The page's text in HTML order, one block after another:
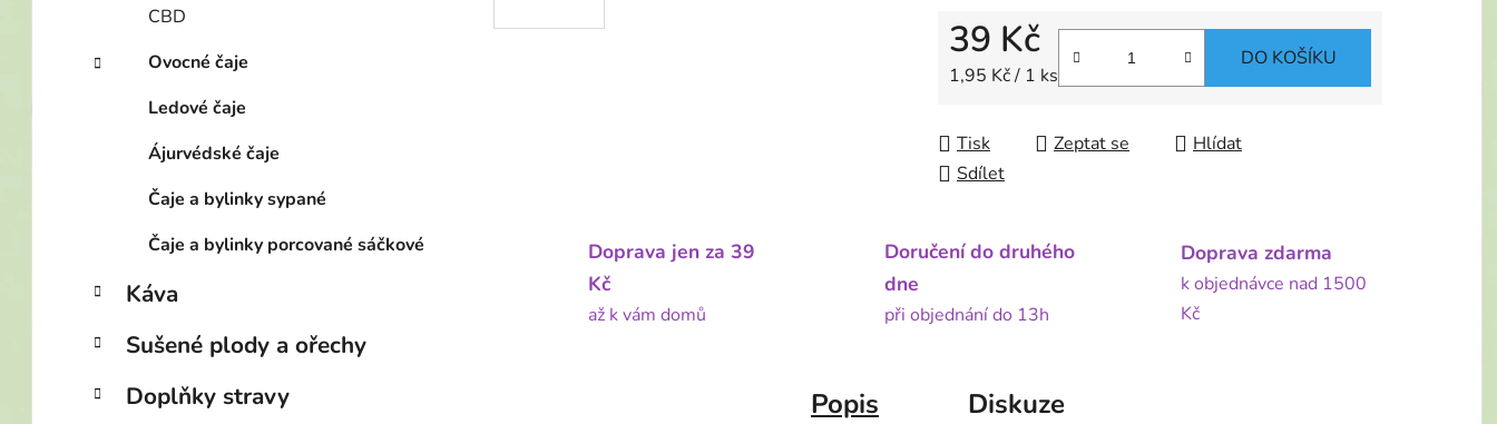
CBD
Ovocné čaje
Ledové čaje
Ájurvédské čaje
Čaje a bylinky sypané
Čaje a bylinky porcované sáčkové
Káva
Sušené plody a ořechy
Doplňky stravy
39 Kč
Měrná cena:
1,95 Kč / 1 ks
DO KOŠÍKU
Tisk Zeptat se
Hlídat
Sdílet
Doprava jen za 39
Kč
až k vám domů
Doručení do druhého
dne
při objednání do 13h
Doprava zdarma
k objednávce nad 1500
Kč
Popis Diskuze